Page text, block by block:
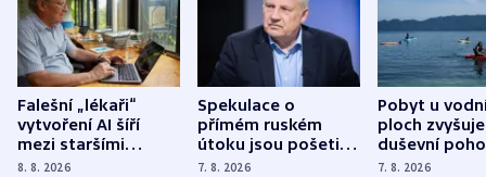
Falešní „lékaři“
vytvoření AI šíří
mezi staršími
Poláky nebezpečné
8. 8. 2026
Spekulace o
přímém ruském
útoku jsou pošetilé,
míní estonský
7. 8. 2026
Pobyt u
ploch zvyšuje
duševní
ukázala
7. 8. 2026